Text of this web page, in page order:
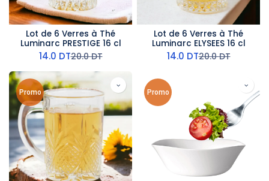
Lot de 6 Verres à Thé
Luminarc PRESTIGE 16 cl
14.0 DT20.0DT
Lot de 6 Verres à Thé
Luminarc ELYSEES 16 cl
14.0 DT20.0DT
Promo Promo